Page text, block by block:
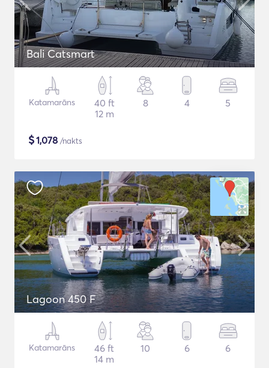
Bali Catsmart
Katamarāns
40 ft
12 m
8 4 5
$1,078 /nakts
Lagoon 450 F
Katamarāns
46 ft
14 m
10 6 6